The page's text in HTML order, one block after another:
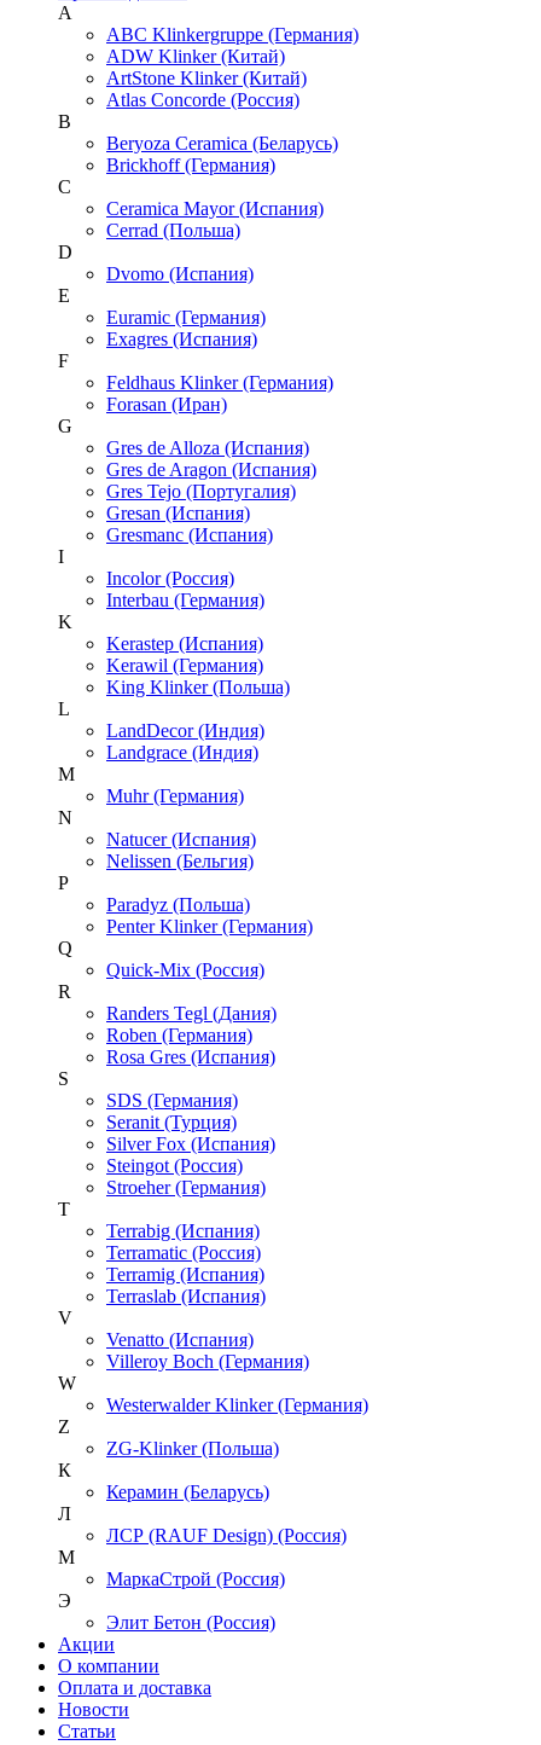
A
ABC Klinkergruppe (Германия)
ADW Klinker (Китай)
ArtStone Klinker (Китай)
Atlas Concorde (Россия)
B
Beryoza Ceramica (Беларусь)
Brickhoff (Германия)
C
Ceramica Mayor (Испания)
Cerrad (Польша)
D
Dvomo (Испания)
E
Euramic (Германия)
Exagres (Испания)
F
Feldhaus Klinker (Германия)
Forasan (Иран)
G
Gres de Alloza (Испания)
Gres de Aragon (Испания)
Gres Tejo (Португалия)
Gresan (Испания)
Gresmanc (Испания)
I
Incolor (Россия)
Interbau (Германия)
K
Kerastep (Испания)
Kerawil (Германия)
King Klinker (Польша)
L
LandDecor (Индия)
Landgrace (Индия)
M
Muhr (Германия)
N
Natucer (Испания)
Nelissen (Бельгия)
P
Paradyz (Польша)
Penter Klinker (Германия)
Q
Quick-Mix (Россия)
R
Randers Tegl (Дания)
Roben (Германия)
Rosa Gres (Испания)
S
SDS (Германия)
Seranit (Турция)
Silver Fox (Испания)
Steingot (Россия)
Stroeher (Германия)
T
Terrabig (Испания)
Terramatic (Россия)
Terramig (Испания)
Terraslab (Испания)
V
Venatto (Испания)
Villeroy Boch (Германия)
W
Westerwalder Klinker (Германия)
Z
ZG-Klinker (Польша)
К
Керамин (Беларусь)
Л
ЛСР (RAUF Design) (Россия)
М
МаркаСтрой (Россия)
Э
Элит Бетон (Россия)
Акции
О компании
Оплата и доставка
Новости
Статьи